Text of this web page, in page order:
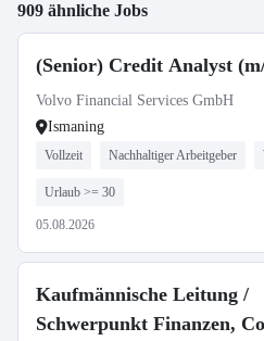
909 ähnliche Jobs
(Senior) Credit Analyst
Volvo Financial Services GmbH
Ismaning
Vollzeit Nachhaltiger Arbeitgeber
Urlaub >= 30
05.08.2026
Kaufmännische Leitung /
Schwerpunkt Finanzen,